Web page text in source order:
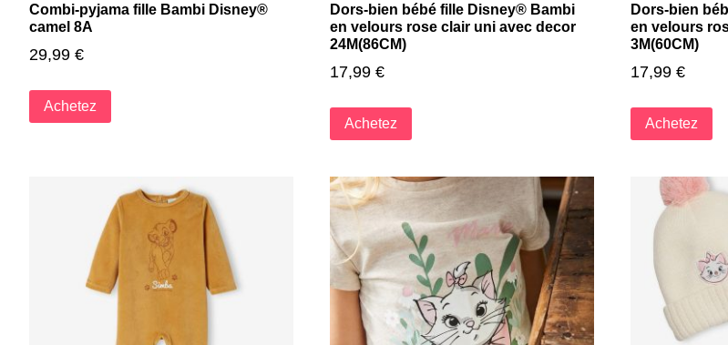
Combi-pyjama fille Bambi Disney®
camel 8A
29,99 €
Achetez
Dors-bien bébé fille Disney® Bambi
en velours rose clair uni avec decor
24M(86CM)
17,99 €
Achetez
Dors-bien
en velours
3M(60CM)
17,99 €
Achetez